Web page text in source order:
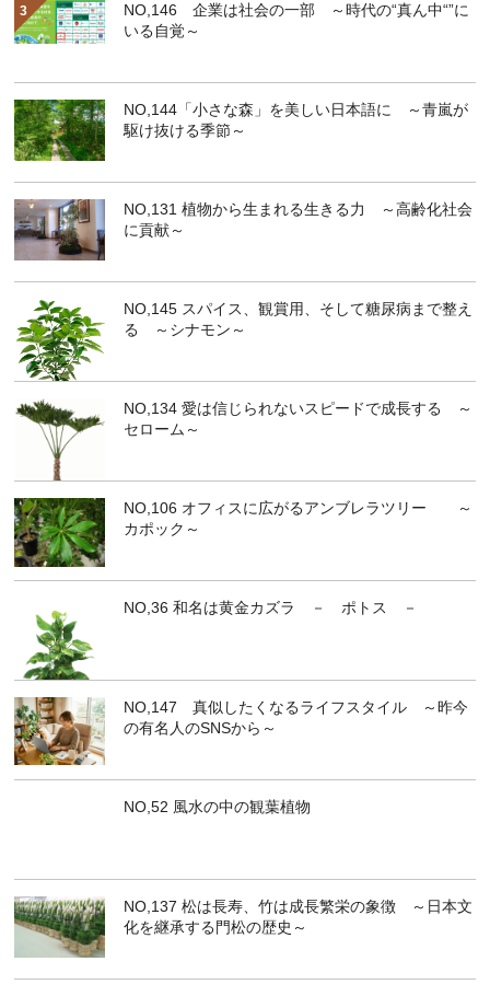
NO,146 企業は社会の一部 ～時代の“真ん中“”に
いる自覚～
NO,144「小さな森」を美しい日本語に ～青嵐が
駆け抜ける季節～
NO,131 植物から生まれる生きる力 ～高齢化社会
に貢献～
NO,145 スパイス、観賞用、そして糖尿病まで整え
る ～シナモン～
NO,134 愛は信じられないスピードで成長する ～
セローム～
NO,106 オフィスに広がるアンブレラツリー ～
カポック～
NO,36 和名は黄金カズラ － ポトス －
NO,147 真似したくなるライフスタイル ～昨今
の有名人のSNSから～
NO,52 風水の中の観葉植物
NO,137 松は長寿、竹は成長繁栄の象徴 ～日本文
化を継承する門松の歴史～